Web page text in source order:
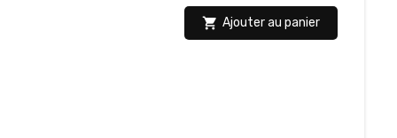
 Ajouter au panier